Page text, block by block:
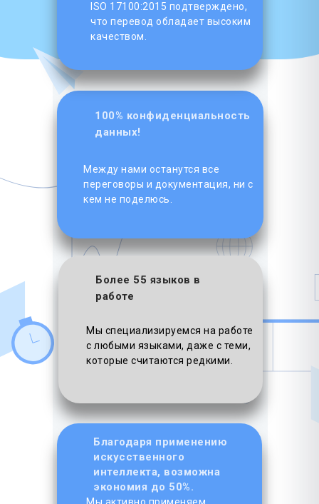
100% конфиденциальность
данных!
Между нами останутся все
переговоры и документация, ни с
кем не поделюсь.
Более 55 языков в
работе
Мы специализируемся на работе
с любыми языками, даже с теми,
которые считаются редкими.
ISO 17100:2015 подтверждено,
что перевод обладает высоким
качеством.
Благодаря применению
искусственного
интеллекта, возможна
экономия до 50%.